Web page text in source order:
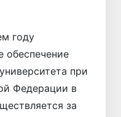
году
обеспечение
при
Федерации в
за